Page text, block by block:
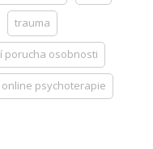
trauma
porucha osobnosti
online psychoterapie